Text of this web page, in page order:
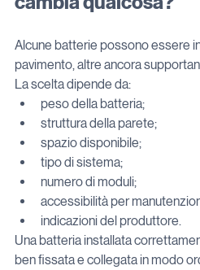
Alcune batterie possono essere
pavimento, altre ancora
La scelta dipende da:
peso della batteria;
struttura della parete;
spazio disponibile;
tipo di sistema;
numero di moduli;
accessibilità per
indicazioni del produttore.
Una batteria installata
ben fissata e collegata in modo